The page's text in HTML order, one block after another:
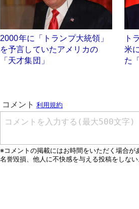
2000年に「トランプ大統領」
を予言していたアメリカの
「天才集団」
ト
米
た